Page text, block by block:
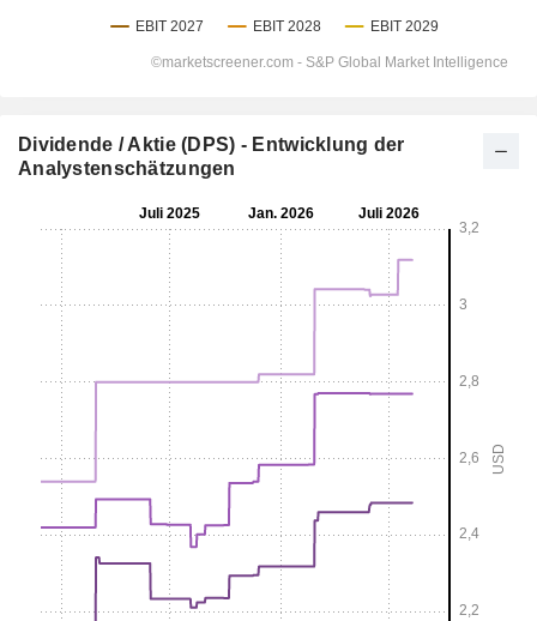
Dividende / Aktie (DPS) - Entwicklung der
Analystenschätzungen